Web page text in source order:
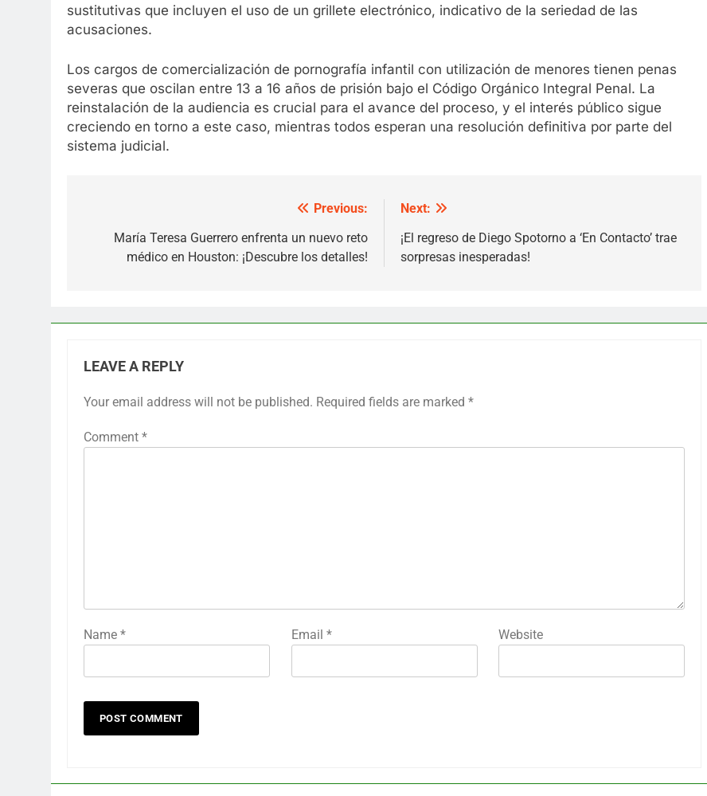
sustitutivas que incluyen el uso de un grillete electrónico, indicativo de la seriedad de las
acusaciones.
Los cargos de comercialización de pornografía infantil con utilización de menores tienen penas
severas que oscilan entre 13 a 16 años de prisión bajo el Código Orgánico Integral Penal. La
reinstalación de la audiencia es crucial para el avance del proceso, y el interés público sigue
creciendo en torno a este caso, mientras todos esperan una resolución definitiva por parte del
sistema judicial.
navigation
Previous:
María Teresa Guerrero enfrenta un nuevo reto
médico en Houston: ¡Descubre los detalles!
Next:
¡El regreso de Diego Spotorno a ‘En Contacto’ trae
sorpresas inesperadas!
LEAVE A REPLY
Your email address will not be published. Required fields are marked *
Comment *
Name * Email * Website